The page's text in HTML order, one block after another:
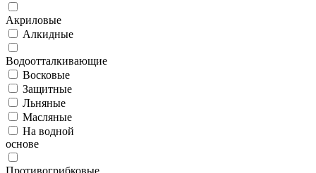
Акриловые
Алкидные
Водоотталкивающие
Восковые
Защитные
Льняные
Масляные
На водной
основе
Противогрибковые